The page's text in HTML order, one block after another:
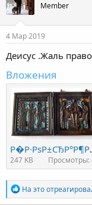
и
и
:
Member
4 Мар 2019
Деисус .Жаль
Вложения
247 KB Просмотры:
Р
е
На это